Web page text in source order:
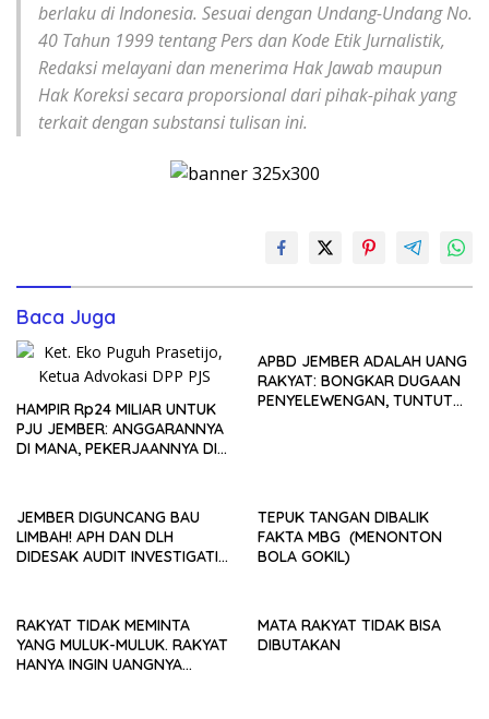
berlaku di Indonesia. Sesuai dengan Undang-Undang No.
40 Tahun 1999 tentang Pers dan Kode Etik Jurnalistik,
Redaksi melayani dan menerima Hak Jawab maupun
Hak Koreksi secara proporsional dari pihak-pihak yang
terkait dengan substansi tulisan ini.
Baca Juga
HAMPIR Rp24 MILIAR UNTUK
PJU JEMBER: ANGGARANNYA
DI MANA, PEKERJAANNYA DI
APBD JEMBER ADALAH UANG
RAKYAT: BONGKAR DUGAAN
PENYELEWENGAN, TUNTUT
JEMBER DIGUNCANG BAU
LIMBAH! APH DAN DLH
DIDESAK AUDIT INVESTIGATIF
TEPUK TANGAN DIBALIK
FAKTA MBG (MENONTON
BOLA GOKIL)
RAKYAT TIDAK MEMINTA
YANG MULUK-MULUK. RAKYAT
HANYA INGIN UANGNYA
MATA RAKYAT TIDAK BISA
DIBUTAKAN